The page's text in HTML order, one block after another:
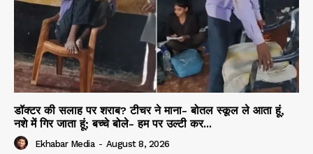
डॉक्टर की सलाह पर शराब? टीचर ने माना- बोतल स्कूल ले आता हूं,
नशे में गिर जाता हूं; बच्चे बोले- हम पर उल्टी कर...
Ekhabar Media - August 8, 2026